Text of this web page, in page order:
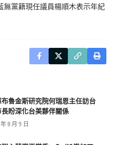
無黨籍現任議員楊順木表示年紀
魯金斯研究院何瑞恩主任訪台
盼深化台美夥伴關係
8 月 9 日